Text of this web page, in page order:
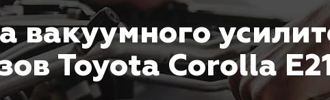
О сервисе Вопрос-ответ
клиентам
Новости Галерея Вакансии
вакуумного
Toyota Corolla